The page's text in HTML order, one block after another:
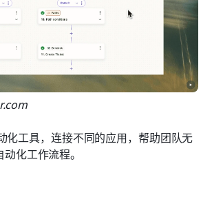
化工具，连接不同的应用，帮助团队无
化工作流程。